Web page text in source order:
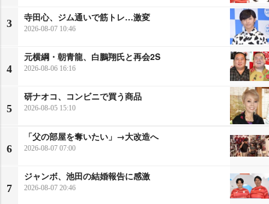
3
寺田心、ジム通いで筋トレ…激変
2026-08-07 10:46
4
元横綱・朝青龍、白鵬翔氏と再会2S
2026-08-06 16:16
5
研ナオコ、コンビニで買う商品
2026-08-05 15:10
6
「父の部屋を奪いたい」→大改造へ
2026-08-07 07:00
7
ジャンボ、池田の結婚報告に感激
2026-08-07 20:46